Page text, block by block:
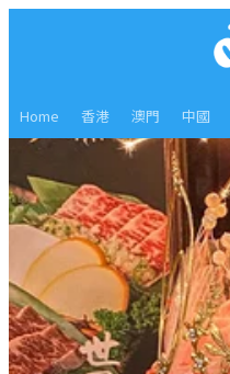
Home 香港 澳門 中國